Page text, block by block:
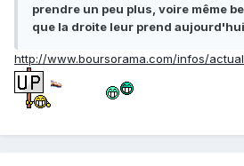
prendre un peu plus, voire même
que la droite leur prend
http://www.boursorama.com/infos/